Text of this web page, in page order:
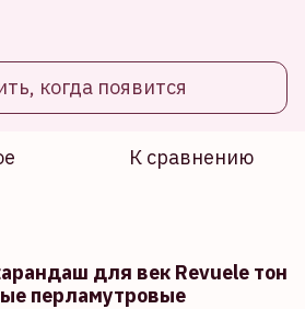
когда появится
К сравнению
для век Revuele тон
перламутровые